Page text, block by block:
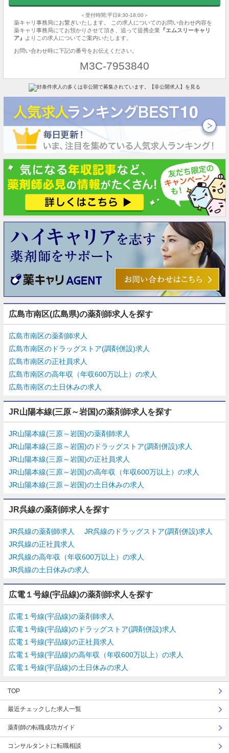
＜受付時間:平日9:30-18:00＞
薬キャリ事務局にお繋ぎいたします。 この求人についてのお問い合わせ内容を
薬キャリ事務局にてお預かりさせて頂き、追って提携企業 『エムスリーキャリ
ア』 よりこの求人についてご案内いたします。
お問い合わせ時に下記の番号をお伝えください。
M3C-7953840
広島市南区(広島県)の薬剤師求人を探す
広島市南区の薬剤師求人
広島市南区のドラッグストア(調剤併設)求人
広島市南区の正社員求人
広島市南区の高年収（年収600万以上）の求人
広島市南区の土日休みの求人
JR山陽本線(三原～岩国)の薬剤師求人を探す
JR山陽本線(三原～岩国)の薬剤師求人
JR山陽本線(三原～岩国)のドラッグストア(調剤併設)求人
JR山陽本線(三原～岩国)の正社員求人
JR山陽本線(三原～岩国)の高年収（年収600万以上）の求人
JR山陽本線(三原～岩国)の土日休みの求人
JR呉線の薬剤師求人を探す
JR呉線の薬剤師求人
JR呉線のドラッグストア(調剤併設)求人
JR呉線の正社員求人
JR呉線の高年収（年収600万以上）の求人
JR呉線の土日休みの求人
広電１号線(宇品線)の薬剤師求人を探す
広電１号線(宇品線)の薬剤師求人
広電１号線(宇品線)のドラッグストア(調剤併設)求人
広電１号線(宇品線)の正社員求人
広電１号線(宇品線)の高年収（年収600万以上）の求人
広電１号線(宇品線)の土日休みの求人
TOP
最近チェックした求人一覧
薬剤師の転職成功ガイド
コンサルタントに転職相談